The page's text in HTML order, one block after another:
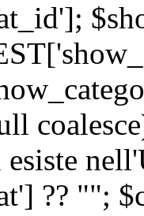
?? "";